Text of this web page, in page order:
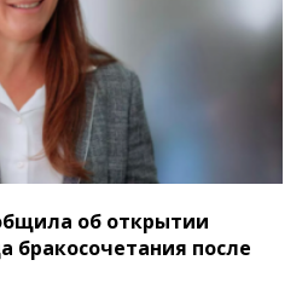
об открытии
бракосочетания после